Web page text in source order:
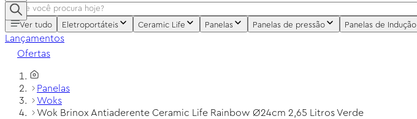
Ver tudo Eletroportáteis Ceramic Life Panelas Panelas de pressão Panelas de Indução
Lançamentos
Ofertas
Panelas
Woks
Wok Brinox Antiaderente Ceramic Life Rainbow Ø24cm 2,65 Litros Verde